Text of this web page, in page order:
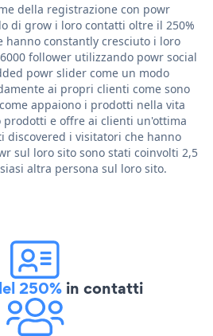
della registrazione con powr
di grow i loro contatti oltre il 250%
hanno constantly cresciuto i loro
follower utilizzando powr social
powr slider come un modo
ai propri clienti come sono
appaiono i prodotti nella vita
prodotti e offre ai clienti un'ottima
discovered i visitatori che hanno
sul loro sito sono stati coinvolti 2,5
altra persona sul loro sito.
250% in contatti